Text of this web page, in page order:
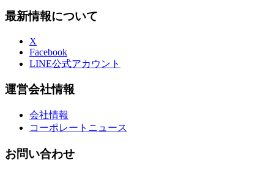
最新情報について
X
Facebook
LINE公式アカウント
運営会社情報
会社情報
コーポレートニュース
お問い合わせ